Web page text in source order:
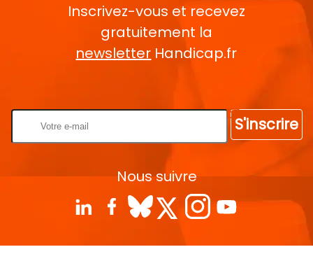
Inscrivez-vous et recevez
gratuitement la
newsletter Handicap.fr
S'inscrire
Nous suivre